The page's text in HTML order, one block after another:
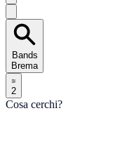
Bands
Brema
2
Cosa cerchi?